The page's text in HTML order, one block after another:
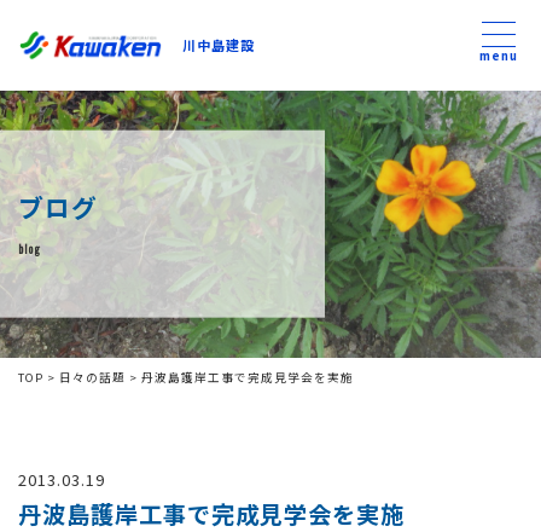
川中島建設
川中島建設
トップ
トピックス
事業内容
私たちについて
コンテンツ
menu
ブログ
blog
TOP > 日々の話題 > 丹波島護岸工事で完成見学会を実施
2013.03.19
丹波島護岸工事で完成見学会を実施